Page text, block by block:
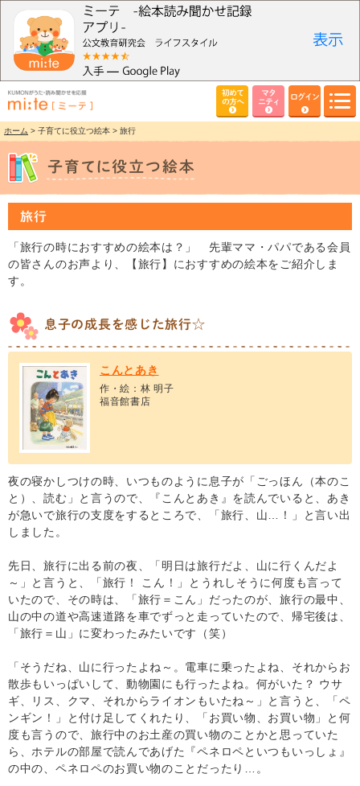
初めて
の方へ
マタ
ニティ
ログイン
ホーム > 子育てに役立つ絵本 > 旅行
旅行
「旅行の時におすすめの絵本は？」 先輩ママ・パパである会員
の皆さんのお声より、【旅行】におすすめの絵本をご紹介しま
す。
息子の成長を感じた旅行☆
こんとあき
作・絵：林 明子
福音館書店
夜の寝かしつけの時、いつものように息子が「ごっほん（本のこ
と）、読む」と言うので、『こんとあき』を読んでいると、あき
が急いで旅行の支度をするところで、「旅行、山…！」と言い出
しました。
先日、旅行に出る前の夜、「明日は旅行だよ、山に行くんだよ
～」と言うと、「旅行！ こん！」とうれしそうに何度も言って
いたので、その時は、「旅行＝こん」だったのが、旅行の最中、
山の中の道や高速道路を車でずっと走っていたので、帰宅後は、
「旅行＝山」に変わったみたいです（笑）
「そうだね、山に行ったよね～。電車に乗ったよね、それからお
散歩もいっぱいして、動物園にも行ったよね。何がいた？ ウサ
ギ、リス、クマ、それからライオンもいたね～」と言うと、「ペ
ンギン！」と付け足してくれたり、「お買い物、お買い物」と何
度も言うので、旅行中のお土産の買い物のことかと思っていた
ら、ホテルの部屋で読んであげた『ペネロペといつもいっしょ』
の中の、ペネロペのお買い物のことだったり…。